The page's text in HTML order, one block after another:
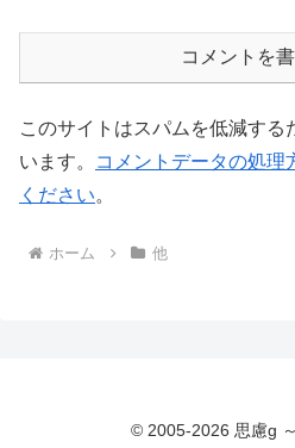
コメントを
このサイトはスパムを低減する
います。
コメントデータの処理
ください。
ホーム 他
© 2005-2026 思慮g